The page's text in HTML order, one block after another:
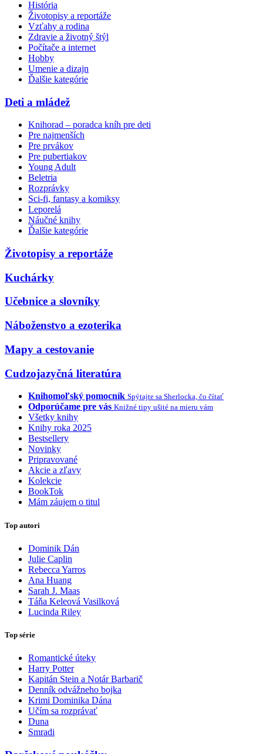
História
Životopisy a reportáže
Vzťahy a rodina
Zdravie a životný štýl
Počítače a internet
Hobby
Umenie a dizajn
Ďalšie kategórie
Deti a mládež
Knihorad – poradca kníh pre deti
Pre najmenších
Pre prvákov
Pre pubertiakov
Young Adult
Beletria
Rozprávky
Sci-fi, fantasy a komiksy
Leporelá
Náučné knihy
Ďalšie kategórie
Životopisy a reportáže
Kuchárky
Učebnice a slovníky
Náboženstvo a ezoterika
Mapy a cestovanie
Cudzojazyčná literatúra
Knihomoľský pomocník Spýtajte sa Sherlocka, čo čítať
Odporúčame pre vás Knižné tipy ušité na mieru vám
Všetky knihy
Knihy roka 2025
Bestsellery
Novinky
Pripravované
Akcie a zľavy
Kolekcie
BookTok
Mám záujem o titul
Top autori
Dominik Dán
Julie Caplin
Rebecca Yarros
Ana Huang
Sarah J. Maas
Táňa Keleová Vasilková
Lucinda Riley
Top série
Romantické úteky
Harry Potter
Kapitán Stein a Notár Barbarič
Denník odvážneho bojka
Krimi Dominika Dána
Učím sa rozprávať
Duna
Smradi